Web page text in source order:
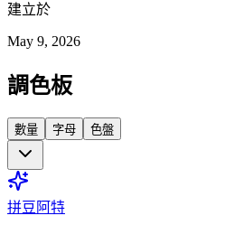
建立於
May 9, 2026
調色板
數量 字母 色盤
拼豆阿特